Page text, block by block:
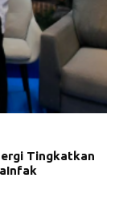
Tingkatkan